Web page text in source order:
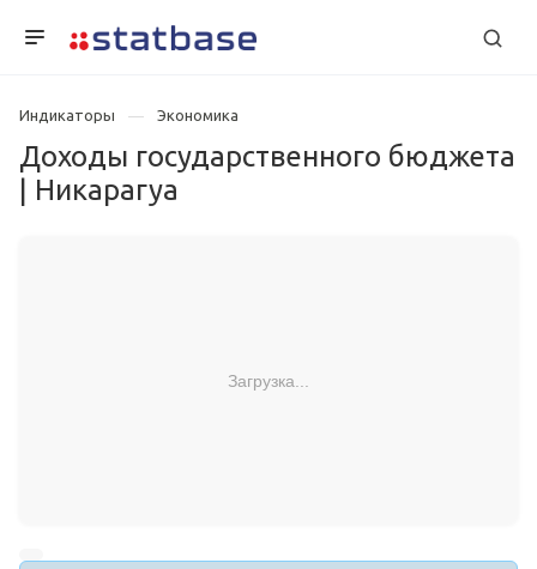
Индикаторы Экономика
Доходы государственного бюджета
| Никарагуа
Загрузка...